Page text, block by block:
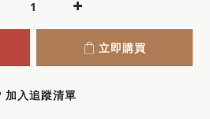
立即購買
加入追蹤清單